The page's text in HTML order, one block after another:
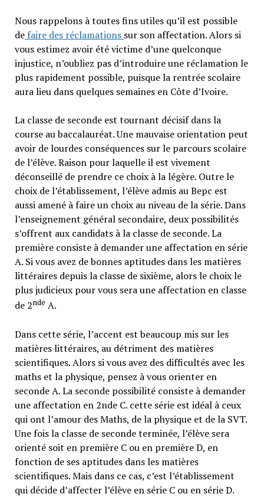
Nous rappelons à toutes fins utiles qu’il est possible
defaire des réclamations sur son affectation. Alors si
vous estimez avoir été victime d’une quelconque
injustice, n’oubliez pas d’introduire une réclamation le
plus rapidement possible, puisque la rentrée scolaire
aura lieu dans quelques semaines en Côte d’Ivoire.
La classe de seconde est tournant décisif dans la
course au baccalauréat. Une mauvaise orientation peut
avoir de lourdes conséquences sur le parcours scolaire
de l’élève. Raison pour laquelle il est vivement
déconseillé de prendre ce choix à la légère. Outre le
choix de l’établissement, l’élève admis au Bepc est
aussi amené à faire un choix au niveau de la série. Dans
l’enseignement général secondaire, deux possibilités
s’offrent aux candidats à la classe de seconde. La
première consiste à demander une affectation en série
A. Si vous avez de bonnes aptitudes dans les matières
littéraires depuis la classe de sixième, alors le choix le
plus judicieux pour vous sera une affectation en classe
de 2nde A.
Dans cette série, l’accent est beaucoup mis sur les
matières littéraires, au détriment des matières
scientifiques. Alors si vous avez des difficultés avec les
maths et la physique, pensez à vous orienter en
seconde A. La seconde possibilité consiste à demander
une affectation en 2nde C. cette série est idéal à ceux
qui ont l’amour des Maths, de la physique et de la SVT.
Une fois la classe de seconde terminée, l’élève sera
orienté soit en première C ou en première D, en
fonction de ses aptitudes dans les matières
scientifiques. Mais dans ce cas, c’est l’établissement
qui décide d’affecter l’élève en série C ou en série D.